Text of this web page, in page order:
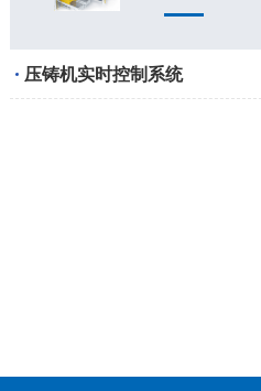
压铸机实时控制系统